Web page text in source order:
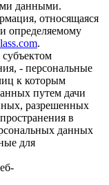
данными.
относящаяся
определяемому
.
- персональные
к которым
путем дачи
разрешенных
в
данных
для